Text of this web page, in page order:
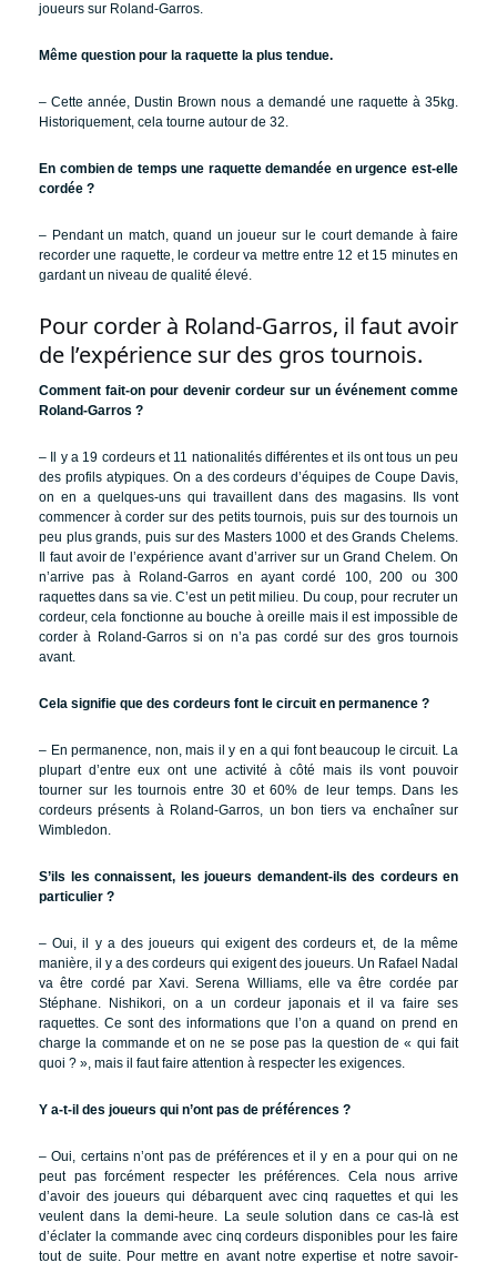
joueurs sur Roland-Garros.
Même question pour la raquette la plus tendue.
– Cette année, Dustin Brown nous a demandé une raquette à 35kg.
Historiquement, cela tourne autour de 32.
En combien de temps une raquette demandée en urgence est-elle
cordée ?
– Pendant un match, quand un joueur sur le court demande à faire
recorder une raquette, le cordeur va mettre entre 12 et 15 minutes en
gardant un niveau de qualité élevé.
Pour corder à Roland-Garros, il faut avoir
de l’expérience sur des gros tournois.
Comment fait-on pour devenir cordeur sur un événement comme
Roland-Garros ?
– Il y a 19 cordeurs et 11 nationalités différentes et ils ont tous un peu
des profils atypiques. On a des cordeurs d’équipes de Coupe Davis,
on en a quelques-uns qui travaillent dans des magasins. Ils vont
commencer à corder sur des petits tournois, puis sur des tournois un
peu plus grands, puis sur des Masters 1000 et des Grands Chelems.
Il faut avoir de l’expérience avant d’arriver sur un Grand Chelem. On
n’arrive pas à Roland-Garros en ayant cordé 100, 200 ou 300
raquettes dans sa vie. C’est un petit milieu. Du coup, pour recruter un
cordeur, cela fonctionne au bouche à oreille mais il est impossible de
corder à Roland-Garros si on n’a pas cordé sur des gros tournois
avant.
Cela signifie que des cordeurs font le circuit en permanence ?
– En permanence, non, mais il y en a qui font beaucoup le circuit. La
plupart d’entre eux ont une activité à côté mais ils vont pouvoir
tourner sur les tournois entre 30 et 60% de leur temps. Dans les
cordeurs présents à Roland-Garros, un bon tiers va enchaîner sur
Wimbledon.
S’ils les connaissent, les joueurs demandent-ils des cordeurs en
particulier ?
– Oui, il y a des joueurs qui exigent des cordeurs et, de la même
manière, il y a des cordeurs qui exigent des joueurs. Un Rafael Nadal
va être cordé par Xavi. Serena Williams, elle va être cordée par
Stéphane. Nishikori, on a un cordeur japonais et il va faire ses
raquettes. Ce sont des informations que l’on a quand on prend en
charge la commande et on ne se pose pas la question de « qui fait
quoi ? », mais il faut faire attention à respecter les exigences.
Y a-t-il des joueurs qui n’ont pas de préférences ?
– Oui, certains n’ont pas de préférences et il y en a pour qui on ne
peut pas forcément respecter les préférences. Cela nous arrive
d’avoir des joueurs qui débarquent avec cinq raquettes et qui les
veulent dans la demi-heure. La seule solution dans ce cas-là est
d’éclater la commande avec cinq cordeurs disponibles pour les faire
tout de suite. Pour mettre en avant notre expertise et notre savoir-